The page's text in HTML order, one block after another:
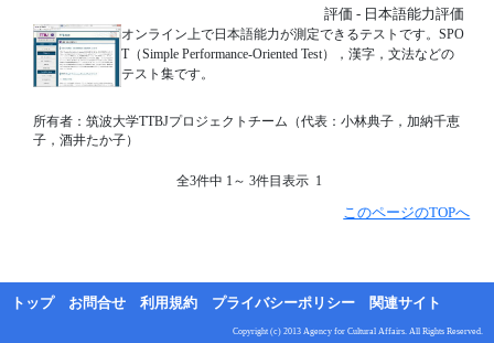
評価 - 日本語能力評価
オンライン上で日本語能力が測定できるテストです。SPO
T（Simple Performance-Oriented Test），漢字，文法などの
テスト集です。
所有者：筑波大学TTBJプロジェクトチーム（代表：小林典子，加納千恵
子，酒井たか子）
全3件中 1～ 3件目表示 1
このページのTOPへ
トップ お問合せ 利用規約 プライバシーポリシー 関連サイト
Copyright (c) 2013 Agency for Cultural Affairs. All Rights Reserved.